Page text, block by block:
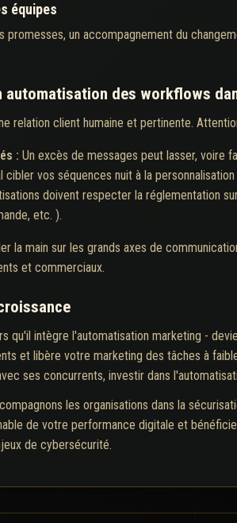
équipes
un accompagnement du
des workflows
relation client humaine et pertinente.
: Un excès de messages peut lasser, voire
cibler vos séquences nuit à la
doivent respecter la réglementation
etc. ).
la main sur les grands axes de
et commerciaux.
qu'il intègre l'automatisation marketing -
et libère votre marketing des tâches à
ses concurrents, investir dans
les organisations dans la
de votre performance digitale et
de cybersécurité.